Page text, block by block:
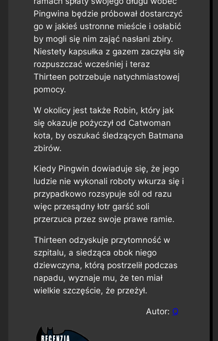
Pingwina będzie próbował dostarczyć
go w jakieś ustronne mieście i osłabić
by mogli się nim zająć nasłani zbiry.
Niestety kapsułka z gazem zaczęła się
rozpuszczać wcześniej i teraz
Thirteen potrzebuje natychmiastowej
pomocy.
W okolicy jest także Robin, który jak
się okazuje pożyczył od Catwoman
kota, by oszukać śledzących Batmana
zbirów.
Kiedy Pingwin dowiaduje się, że jego
ludzie nie wykonali roboty wkurza się i
przypadkowo rozsypuje sól od razu
więc przesądny łotr garść soli
przerzuca przez swoje prawe ramie.
Thirteen odzyskuje przytomność w
szpitalu, a siedząca obok niego
dziewczyna, którą postrzelił podczas
napadu, wyznaje mu, że ten miał
wielkie szczęście, że przeżył.
Autor: Q